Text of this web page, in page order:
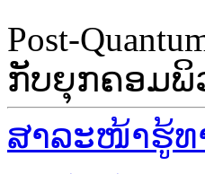
Post-
ກັບຍຸກຄອມພິ
ສາລະໜ້າຮູ້ທ